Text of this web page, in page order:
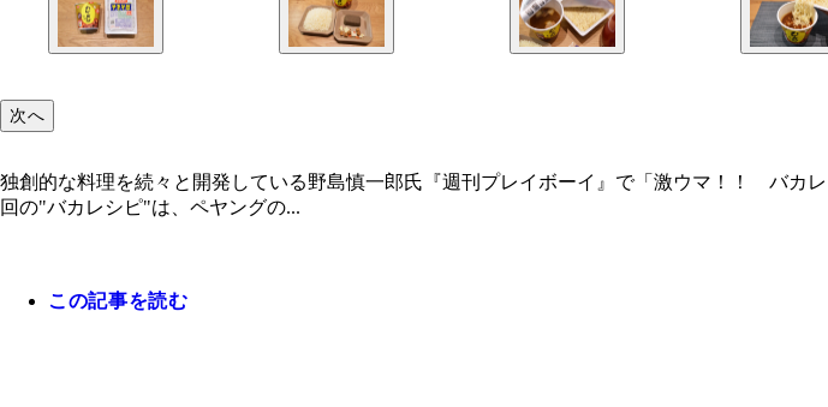
次へ
独創的な料理を続々と開発している野島慎一郎氏『週刊プレイボーイ』で「激ウマ！！ バカ
回の"バカレシピ"は、ペヤングの...
この記事を読む